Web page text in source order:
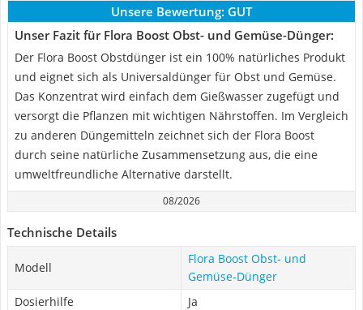
Unsere Bewertung: GUT
Unser Fazit für Flora Boost Obst- und Gemüse-Dünger:
Der Flora Boost Obstdünger ist ein 100% natürliches Produkt
und eignet sich als Universaldünger für Obst und Gemüse.
Das Konzentrat wird einfach dem Gießwasser zugefügt und
versorgt die Pflanzen mit wichtigen Nährstoffen. Im Vergleich
zu anderen Düngemitteln zeichnet sich der Flora Boost
durch seine natürliche Zusammensetzung aus, die eine
umweltfreundliche Alternative darstellt.
08/2026
Technische Details
Modell
Flora Boost Obst- und
Gemüse-Dünger
Dosierhilfe
Ja